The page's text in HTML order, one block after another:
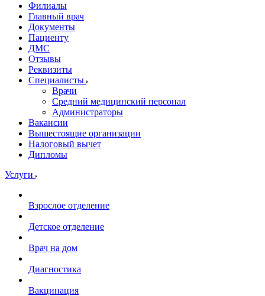
Филиалы
Главный врач
Документы
Пациенту
ДМС
Отзывы
Реквизиты
Специалисты
Врачи
Средний медицинский персонал
Администраторы
Вакансии
Вышестоящие организации
Налоговый вычет
Дипломы
Услуги
Взрослое отделение
Детское отделение
Врач на дом
Диагностика
Вакцинация